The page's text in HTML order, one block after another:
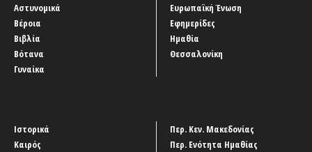
Αστυνομικά
Βέροια
Βιβλία
Βότανα
Γυναίκα
Ευρωπαϊκή Ένωση
Εφημερίδες
Ημαθία
Θεσσαλονίκη
Ιστορικά
Καιρός
Περ. Κεν. Μακεδονίας
Περ. Ενότητα Ημαθίας